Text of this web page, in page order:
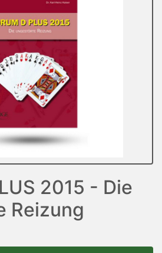
2015 - Die
Reizung